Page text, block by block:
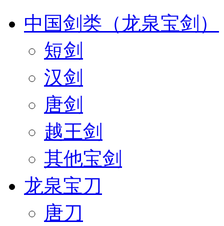
中国剑类（龙泉宝剑）
短剑
汉剑
唐剑
越王剑
其他宝剑
龙泉宝刀
唐刀